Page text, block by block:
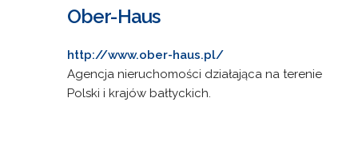
Ober-Haus
http://www.ober-haus.pl/
Agencja nieruchomości działająca na terenie
Polski i krajów bałtyckich.